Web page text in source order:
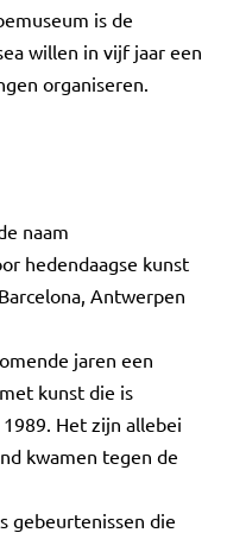
is de
willen in vijf jaar een
organiseren.
naam
hedendaagse kunst
Antwerpen
jaren een
kunst die is
Het zijn allebei
kwamen tegen de
gebeurtenissen die